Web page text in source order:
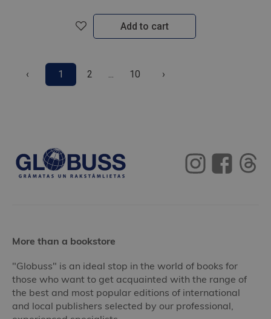
Add to cart
‹ 1 2 ... 10 ›
More than a bookstore
"Globuss" is an ideal stop in the world of books for
those who want to get acquainted with the range of
the best and most popular editions of international
and local publishers selected by our professional,